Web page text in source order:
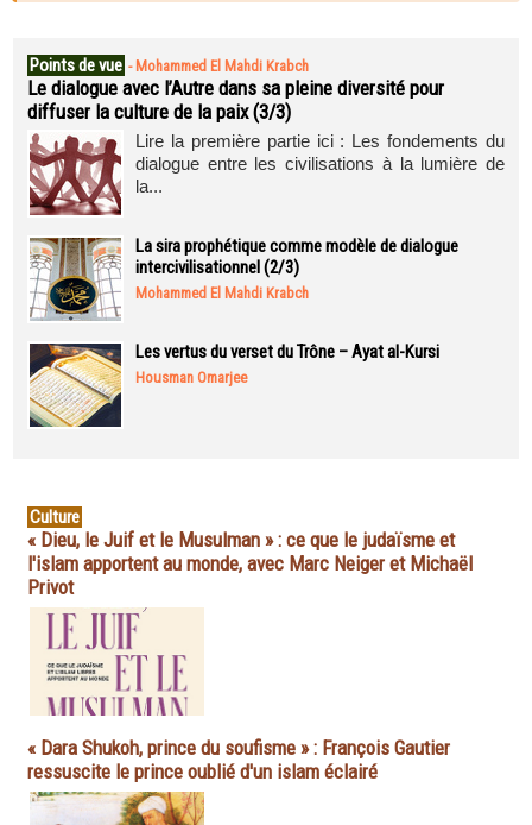
Points de vue - Mohammed El Mahdi Krabch
Le dialogue avec l’Autre dans sa pleine diversité pour
diffuser la culture de la paix (3/3)
Lire la première partie ici : Les fondements du
dialogue entre les civilisations à la lumière de
la...
La sira prophétique comme modèle de dialogue
intercivilisationnel (2/3)
Mohammed El Mahdi Krabch
Les vertus du verset du Trône – Ayat al-Kursi
Housman Omarjee
Culture
« Dieu, le Juif et le Musulman » : ce que le judaïsme et
l'islam apportent au monde, avec Marc Neiger et Michaël
Privot
« Dara Shukoh, prince du soufisme » : François Gautier
ressuscite le prince oublié d'un islam éclairé